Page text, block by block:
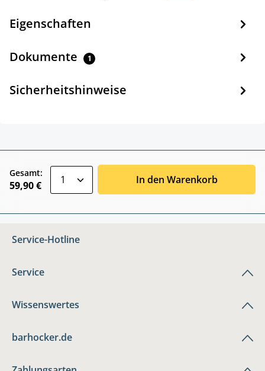
Eigenschaften
Dokumente 1
Sicherheitshinweise
Gesamt:
59,90 € In den Warenkorb
Service-Hotline
Service
Wissenswertes
barhocker.de